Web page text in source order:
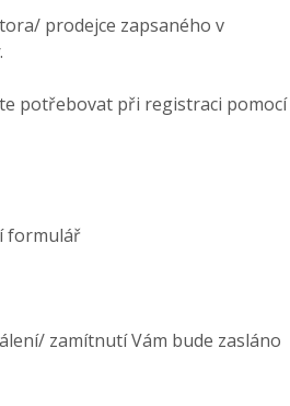
prodejce zapsaného v
.
potřebovat při registraci pomocí
formulář
zamítnutí Vám bude zasláno